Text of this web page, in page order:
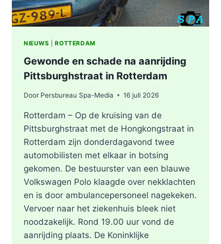
NIEUWS |ROTTERDAM
Gewonde en schade na aanrijding
Pittsburghstraat in Rotterdam
Door Persbureau Spa-Media 16 juli 2026
Rotterdam – Op de kruising van de
Pittsburghstraat met de Hongkongstraat in
Rotterdam zijn donderdagavond twee
automobilisten met elkaar in botsing
gekomen. De bestuurster van een blauwe
Volkswagen Polo klaagde over nekklachten
en is door ambulancepersoneel nagekeken.
Vervoer naar het ziekenhuis bleek niet
noodzakelijk. Rond 19.00 uur vond de
aanrijding plaats. De Koninklijke